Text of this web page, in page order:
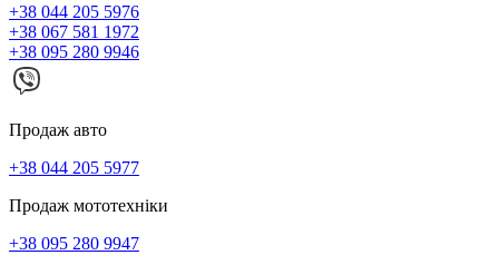
+38 044 205 5976
+38 067 581 1972
+38 095 280 9946
Продаж авто
+38 044 205 5977
Продаж мототехніки
+38 095 280 9947